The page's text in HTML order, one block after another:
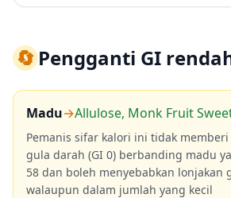
🔄Pengganti GI
Madu→Allulose, Monk Fruit
Pemanis sifar kalori ini tidak memberi
gula darah (GI 0) berbanding madu
58 dan boleh menyebabkan lonjakan
walaupun dalam jumlah yang kecil